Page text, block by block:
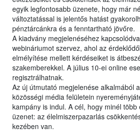
egyik legfontosabb üzenete, hogy már
változtatással is jelentős hatást
pénztárcánkra és a fenntartható jövőre.
A kiadvány megjelenéséhez
webináriumot szervez, ahol az
elmélyítése mellett kérdéseiket is
szakemberekkel. A július 10-ei online
regisztrálhatnak.
Az új útmutató megjelenése alkalmából
közösségi média felületein
kampány is indul. A cél, hogy minél
üzenet: az élelmiszerpazarlás
kezében van.